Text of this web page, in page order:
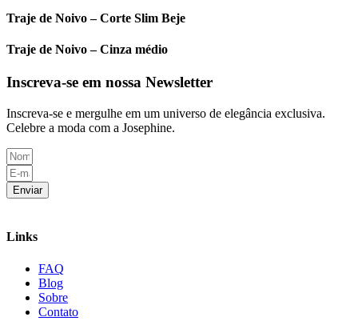
Traje de Noivo – Corte Slim Beje
Traje de Noivo – Cinza médio
Inscreva-se em nossa Newsletter
Inscreva-se e mergulhe em um universo de elegância exclusiva.
Celebre a moda com a Josephine.
Enviar
Links
FAQ
Blog
Sobre
Contato